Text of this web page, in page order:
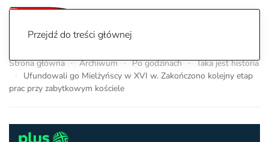
Przejdź do treści głównej
Strona główna Archiwum Po godzinach
Taka jest historia
Ufundowali go Mielżyńscy w XVI w. Zakończono kolejny etap
prac przy zabytkowym kościele